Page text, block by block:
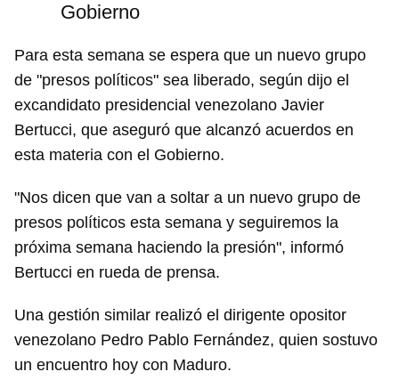
Gobierno
Para esta semana se espera que un nuevo grupo
de "presos políticos" sea liberado, según dijo el
excandidato presidencial venezolano Javier
Bertucci, que aseguró que alcanzó acuerdos en
esta materia con el Gobierno.
"Nos dicen que van a soltar a un nuevo grupo de
presos políticos esta semana y seguiremos la
próxima semana haciendo la presión", informó
Bertucci en rueda de prensa.
Una gestión similar realizó el dirigente opositor
venezolano Pedro Pablo Fernández, quien sostuvo
un encuentro hoy con Maduro.